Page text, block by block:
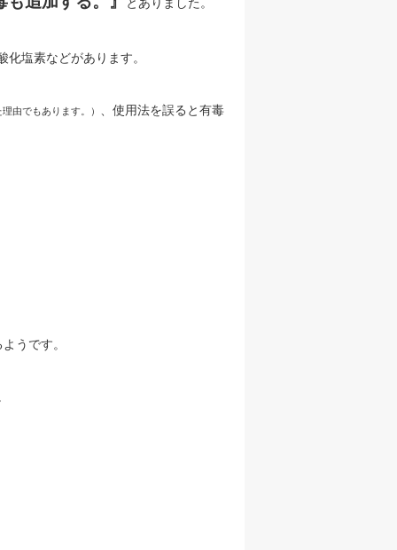
塩素などがあります。
由でもあります。） 、使用法を誤ると有毒
うです。